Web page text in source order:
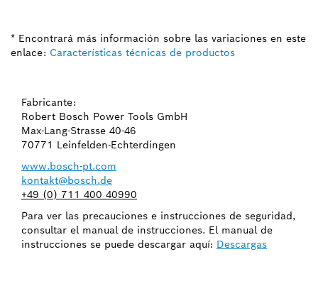
* Encontrará más información sobre las variaciones en este
enlace: Características técnicas de productos
Fabricante:
Robert Bosch Power Tools GmbH
Max-Lang-Strasse 40-46
70771 Leinfelden-Echterdingen
www.bosch-pt.com
kontakt@bosch.de
+49 (0) 711 400 40990
Para ver las precauciones e instrucciones de seguridad,
consultar el manual de instrucciones. El manual de
instrucciones se puede descargar aquí: Descargas